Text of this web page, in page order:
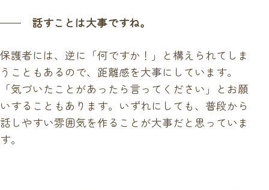
話すことは大事ですね。
保護者には、逆に「何ですか！」と構えられてしま
うこともあるので、距離感を大事にしています。
「気づいたことがあったら言ってください」とお願
いすることもあります。いずれにしても、普段から
話しやすい雰囲気を作ることが大事だと思っていま
す。